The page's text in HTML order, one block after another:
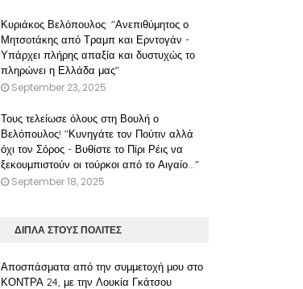
Κυριάκος Βελόπουλος: "Ανεπιθύμητος ο
Μητσοτάκης από Τραμπ και Ερντογάν -
Υπάρχει πλήρης απαξία και δυστυχώς το
πληρώνει η Ελλάδα μας"
September 23, 2025
Τους τελείωσε όλους στη Βουλή ο
Βελόπουλος! "Κυνηγάτε τον Πούτιν αλλά
όχι τον Σόρος - Βυθίστε το Πίρι Ρέις να
ξεκουμπιστούν οι τούρκοι από το Αιγαίο..."
September 18, 2025
ΔΙΠΛΑ ΣΤΟΥΣ ΠΟΛΙΤΕΣ
Αποσπάσματα από την συμμετοχή μου στο
ΚΟΝΤΡΑ 24, με την Λουκία Γκάτσου